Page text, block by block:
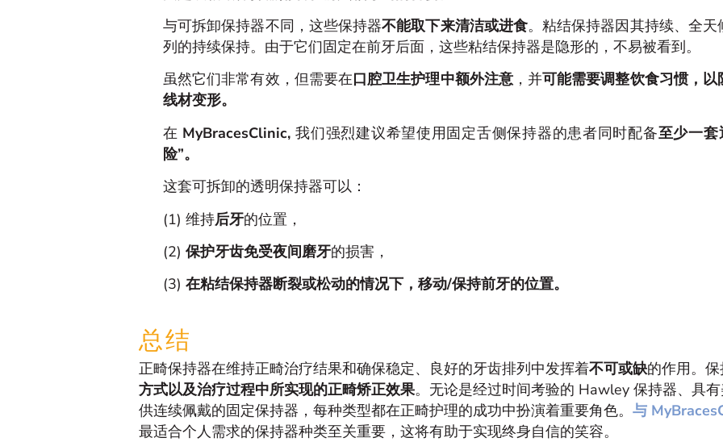
与可拆卸保持器不同，这些保持器不能取下来清洁或进食。粘结保持器因其持续、全
列的持续保持。由于它们固定在前牙后面，这些粘结保持器是隐形的，不易被看到。
虽然它们非常有效，但需要在口腔卫生护理中额外注意，并可能需要调整饮食习惯，
线材变形。
在 MyBracesClinic,我们强烈建议希望使用固定舌侧保持器的患者同时配备至少一
险”。
这套可拆卸的透明保持器可以：
(1) 维持后牙的位置，
(2) 保护牙齿免受夜间磨牙的损害，
(3) 在粘结保持器断裂或松动的情况下，移动/保持前牙的位置。
总结
正畸保持器在维持正畸治疗结果和确保稳定、良好的牙齿排列中发挥着不可或缺的作用。
方式以及治疗过程中所实现的正畸矫正效果。无论是经过时间考验的 Hawley 保持器、具
供连续佩戴的固定保持器，每种类型都在正畸护理的成功中扮演着重要角色。 与
最适合个人需求的保持器种类至关重要，这将有助于实现终身自信的笑容。